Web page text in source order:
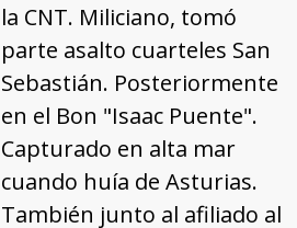
la CNT. Miliciano, tomó
parte asalto cuarteles San
Sebastián. Posteriormente
en el Bon "Isaac Puente".
Capturado en alta mar
cuando huía de Asturias.
También junto al afiliado al